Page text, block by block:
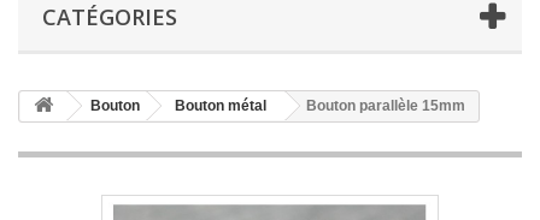
CATÉGORIES
Bouton Bouton métal Bouton parallèle 15mm